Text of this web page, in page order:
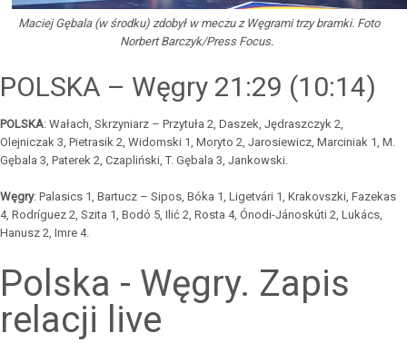
Maciej Gębala (w środku) zdobył w meczu z Węgrami trzy bramki. Foto
Norbert Barczyk/Press Focus.
POLSKA – Węgry 21:29 (10:14)
POLSKA: Wałach, Skrzyniarz – Przytuła 2, Daszek, Jędraszczyk 2,
Olejniczak 3, Pietrasik 2, Widomski 1, Moryto 2, Jarosiewicz, Marciniak 1, M.
Gębala 3, Paterek 2, Czapliński, T. Gębala 3, Jankowski.
Węgry: Palasics 1, Bartucz – Sipos, Bóka 1, Ligetvári 1, Krakovszki, Fazekas
4, Rodríguez 2, Szita 1, Bodó 5, Ilić 2, Rosta 4, Ónodi-Jánoskúti 2, Lukács,
Hanusz 2, Imre 4.
Polska - Węgry. Zapis
relacji live